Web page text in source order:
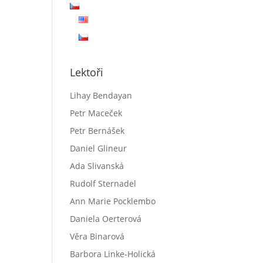
Lektoři
Lihay Bendayan
Petr Maceček
Petr Bernášek
Daniel Glineur
Ada Slivanská
Rudolf Sternadel
Ann Marie Pocklembo
Daniela Oerterová
Věra Binarová
Barbora Linke-Holická